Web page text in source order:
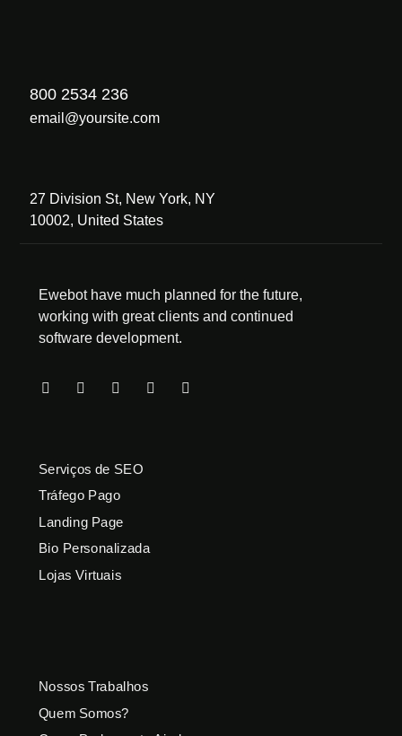
800 2534 236
email@yoursite.com
27 Division St, New York, NY
10002, United States
Ewebot have much planned for the future,
working with great clients and continued
software development.
Serviços de SEO
Tráfego Pago
Landing Page
Bio Personalizada
Lojas Virtuais
Nossos Trabalhos
Quem Somos?